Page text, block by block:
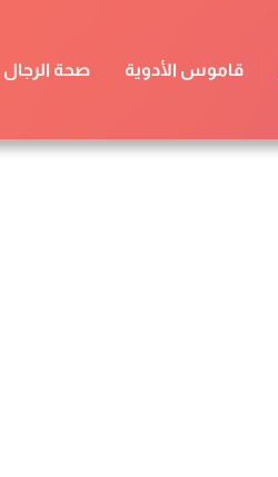
قاموس الأدوية صحة الرجال